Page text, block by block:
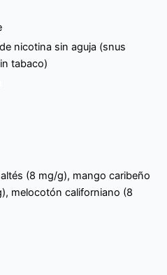
nicotina sin aguja (snus
tabaco)
(8 mg/g), mango caribeño
melocotón californiano (8